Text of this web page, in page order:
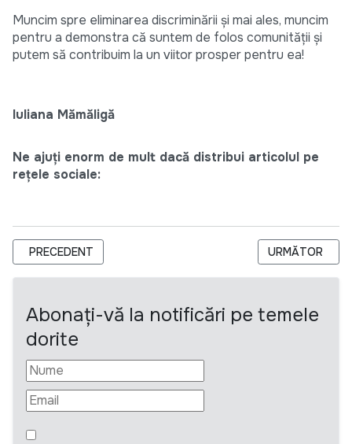
Muncim spre eliminarea discriminării şi mai ales, muncim
pentru a demonstra că suntem de folos comunităţii şi
putem să contribuim la un viitor prosper pentru ea!
Iuliana Mămăligă
Ne ajuți enorm de mult dacă distribui articolul pe
rețele sociale:
ARTICOL PRECEDENT: НИКУ ПОПЕСКУ:
PRECEDENT ARTICOLUL
URMĂTOR
Abonați-vă la notificări pe temele
dorite